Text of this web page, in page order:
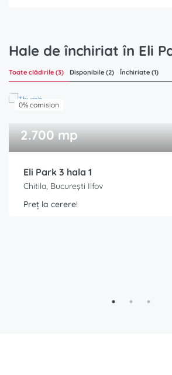
Hale de închiriat în Eli
Toate clădirile (3) Disponibile (2) Închiriate (1)
0% comision
2.700 mp
Eli Park 3 hala 1
Chitila, București Ilfov
Preț la cerere!